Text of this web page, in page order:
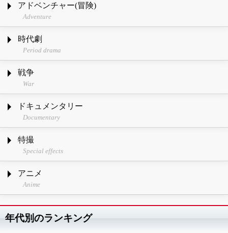
アドベンチャー(冒険)
Adventure
時代劇
Period drama
戦争
War
ドキュメンタリー
Documentary
特撮
Special effects
アニメ
Anime
年代別のランキング